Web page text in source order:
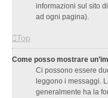
informazioni sul sito
ad ogni pagina).
Top
Come posso mostrare
Ci possono essere
leggono i messaggi.
generalmente ha la